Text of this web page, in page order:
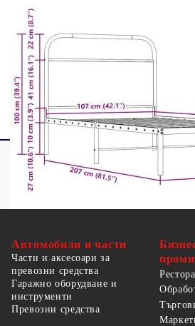
С табла за глава
Необходим е монтаж
Автомобили и части
Части и аксесоари за
превозни средства
Гаражно оборудване и
инструменти
Превозни средства